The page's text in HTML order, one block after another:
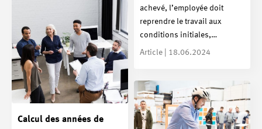
achevé, l’employée doit
reprendre le travail aux
conditions initiales,…
Article | 18.06.2024
Calcul des années de